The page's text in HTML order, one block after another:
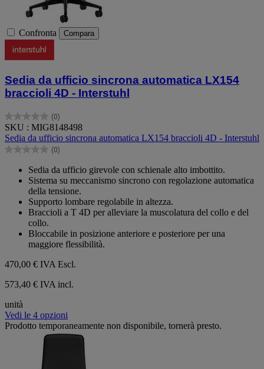
Confronta Compara
Sedia da ufficio sincrona automatica LX154
braccioli 4D - Interstuhl
(0)
0.0
su
5
stelle.
SKU : MIG8148498
Sedia da ufficio sincrona automatica LX154 braccioli 4D - Interstuhl
(0)
0.0
Sedia da ufficio girevole con schienale alto imbottito.
Sistema su meccanismo sincrono con regolazione automatica
della tensione.
Supporto lombare regolabile in altezza.
Braccioli a T 4D per alleviare la muscolatura del collo e del
collo.
Bloccabile in posizione anteriore e posteriore per una
maggiore flessibilità.
470,00 € IVA Escl.
573,40 € IVA incl.
unità
Vedi le 4 opzioni
Prodotto temporaneamente non disponibile, tornerà presto.